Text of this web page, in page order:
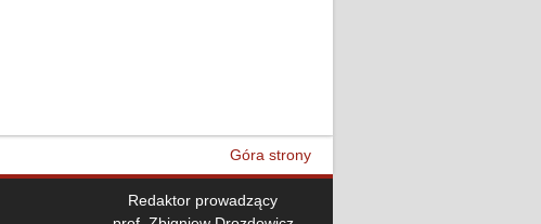
Góra strony
Redaktor prowadzący